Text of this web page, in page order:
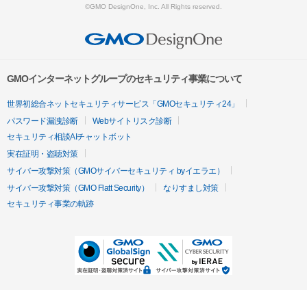
©GMO DesignOne, Inc. All Rights reserved.
GMOインターネットグループのセキュリティ事業について
世界初総合ネットセキュリティサービス「GMOセキュリティ24」
パスワード漏洩診断
Webサイトリスク診断
セキュリティ相談AIチャットボット
実在証明・盗聴対策
サイバー攻撃対策（GMOサイバーセキュリティ byイエラエ）
サイバー攻撃対策（GMO Flatt Security）
なりすまし対策
セキュリティ事業の軌跡